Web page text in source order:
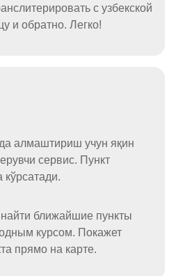
с узбекской
и обратно. Легко!
алмаштириш учун яқин
сервис. Пункт
ближайшие пункты
курсом. Покажет
прямо на карте.